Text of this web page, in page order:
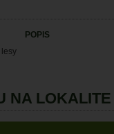
POPIS
NA